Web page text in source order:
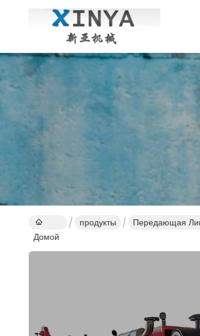
Домой
продукты Передающая